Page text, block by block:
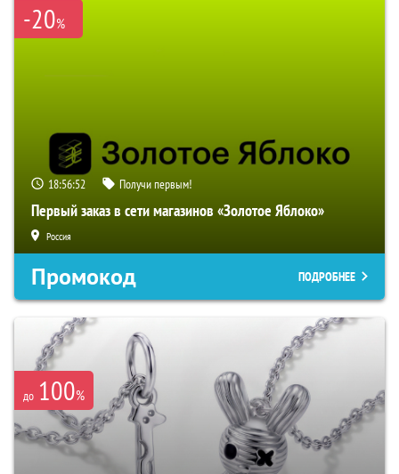
-20%
18:56:51 Получи первым!
Первый заказ в сети магазинов «Золотое Яблоко»
Россия
Промокод ПОДРОБНЕЕ
до 100%